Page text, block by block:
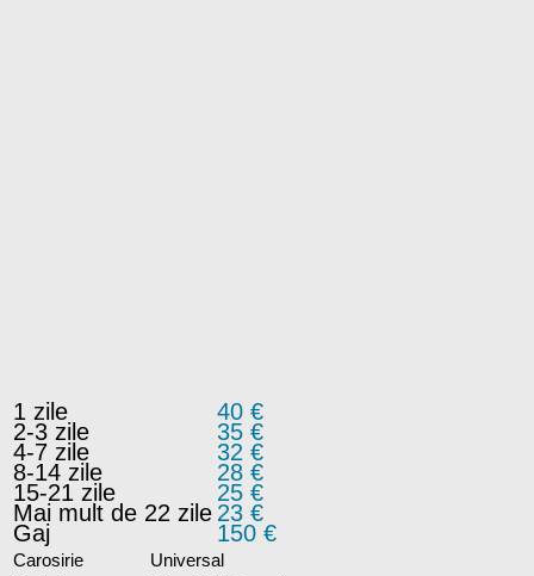
1 zile 40 €
2-3 zile 35 €
4-7 zile 32 €
8-14 zile 28 €
15-21 zile 25 €
Mai mult de 22 zile 23 €
Gaj 150 €
Carosirie
Universal